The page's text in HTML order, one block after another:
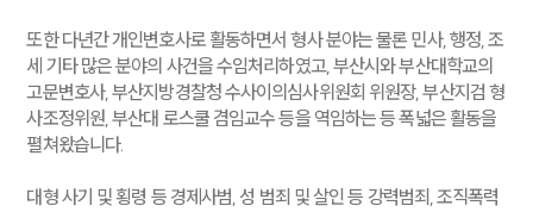
또한 다년간 개인변호사로 활동하면서 형사 분야는 물론 민사, 행정, 조
세 기타 많은 분야의 사건을 수임처리하였고, 부산시와 부산대학교의
고문변호사, 부산지방경찰청 수사이의심사위원회 위원장, 부산지검 형
사조정위원, 부산대 로스쿨 겸임교수 등을 역임하는 등 폭넓은 활동을
펼쳐왔습니다.
대형 사기 및 횡령 등 경제사범, 성 범죄 및 살인 등 강력범죄, 조직폭력